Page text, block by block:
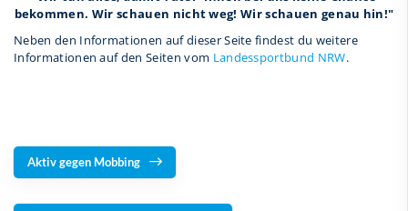
bekommen. Wir schauen nicht weg! Wir schauen genau hin!"
Neben den Informationen auf dieser Seite findest du weitere
Informationen auf den Seiten vom Landessportbund NRW.
Aktiv gegen Mobbing